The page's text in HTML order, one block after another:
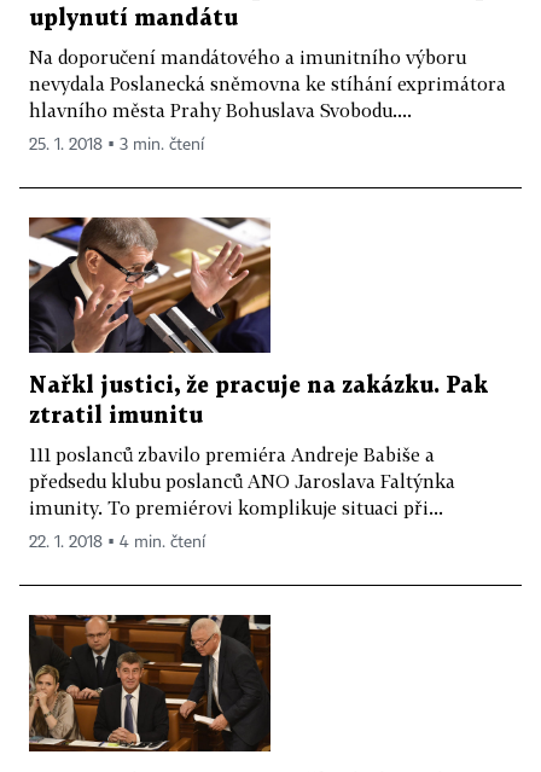
uplynutí mandátu
Na doporučení mandátového a imunitního výboru
nevydala Poslanecká sněmovna ke stíhání exprimátora
hlavního města Prahy Bohuslava Svobodu....
25. 1. 2018 ▪ 3 min. čtení
Nařkl justici, že pracuje na zakázku. Pak
ztratil imunitu
111 poslanců zbavilo premiéra Andreje Babiše a
předsedu klubu poslanců ANO Jaroslava Faltýnka
imunity. To premiérovi komplikuje situaci při...
22. 1. 2018 ▪ 4 min. čtení